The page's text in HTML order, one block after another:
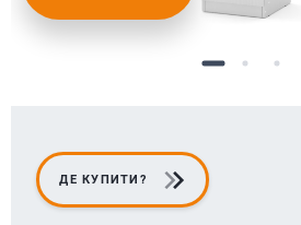
ДЕ КУПИТИ?